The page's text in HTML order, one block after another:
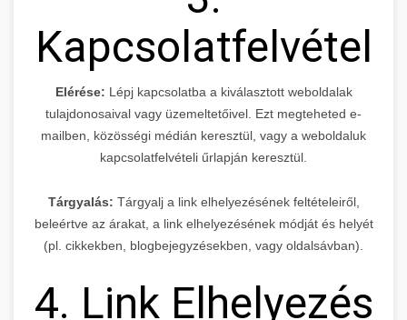
Kapcsolatfelvétel
Elérése: Lépj kapcsolatba a kiválasztott weboldalak
tulajdonosaival vagy üzemeltetőivel. Ezt megteheted e-
mailben, közösségi médián keresztül, vagy a weboldaluk
kapcsolatfelvételi űrlapján keresztül.
Tárgyalás: Tárgyalj a link elhelyezésének feltételeiről,
beleértve az árakat, a link elhelyezésének módját és helyét
(pl. cikkekben, blogbejegyzésekben, vagy oldalsávban).
4. Link Elhelyezés